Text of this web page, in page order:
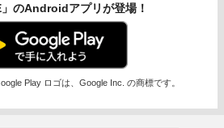
」のAndroidアプリが登場！
Play ロゴは、Google Inc. の商標です。